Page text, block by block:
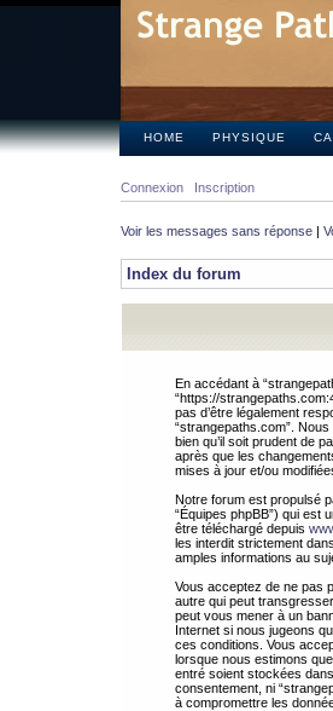
HOME PHYSIQUE
Connexion Inscription
Voir les messages sans réponse |
Index du forum
En accédant à
“https://
pas d’être légalement
“strangepaths.com”.
bien qu’il soit prudent de
après que les
mises à jour et/ou
Notre forum est propulsé
“Équipes phpBB”) qui est
être téléchargé depuis
les interdit strictement
amples informations au
Vous acceptez de ne pas
autre qui peut
peut vous mener à un
Internet si nous jugeons
ces conditions. Vous
lorsque nous estimons
entré soient stockées
consentement, ni
à compromettre les